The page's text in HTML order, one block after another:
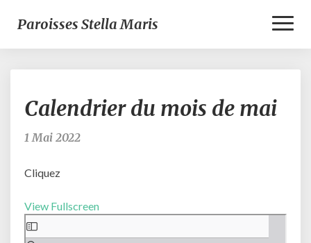
Paroisses Stella Maris
du
mois
Calendrier du mois de mai
1 Mai 2022
Cliquez
View Fullscreen
Aller
au